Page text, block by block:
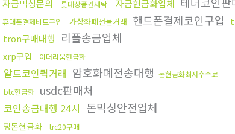
자금믹싱문의
롯데상품권세탁 자금현금화업체
휴대폰결제비트구입 가상화폐선물거래 핸드폰결제코인구입
tron구매대행
리플송금업체
xrp구입 이더리움현금화
알트코인퀵거래 암호화폐전송대행 돈현금화최저수수료
btc현금화 usdc판매처
코인송금대행 24시 돈믹싱안전업체
핑돈현금화 trc20구매